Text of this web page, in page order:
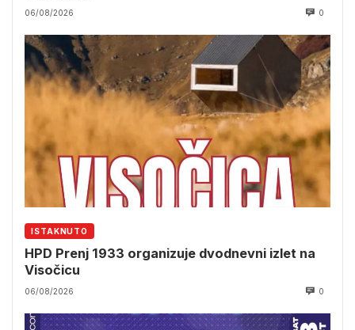
06/08/2026 0
ISTAKNUTO
HPD Prenj 1933 organizuje dvodnevni izlet na
Visočicu
06/08/2026 0